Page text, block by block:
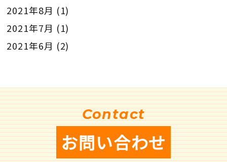
2021年8月 (1)
2021年7月 (1)
2021年6月 (2)
Contact
お問い合わせ